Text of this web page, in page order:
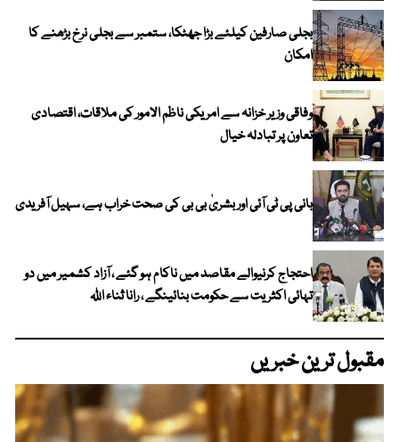
بجلی صارفین کیلئے بڑا جھٹکا، ستمبر سے بجلی نرخ بڑھنے کا
امکان
وفاقی وزیر خزانہ سے امریکی ناظم الامور کی ملاقات، اقتصادی
تعاون پر تبادلہ خیال
بانی پی ٹی آئی اور بشریٰ بی بی کی صحت خراب ہے، سہیل آفریدی
احتجاج کرنیوالے مقاصد میں ناکام ہو گئے ، آزاد کشمیر میں دو
تہائی اکثریت سے حکومت بنائینگے ، رانا ثناء اللہ
مقبول ترین خبریں